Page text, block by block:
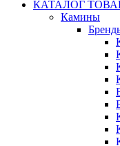
КАТАЛОГ
Камины